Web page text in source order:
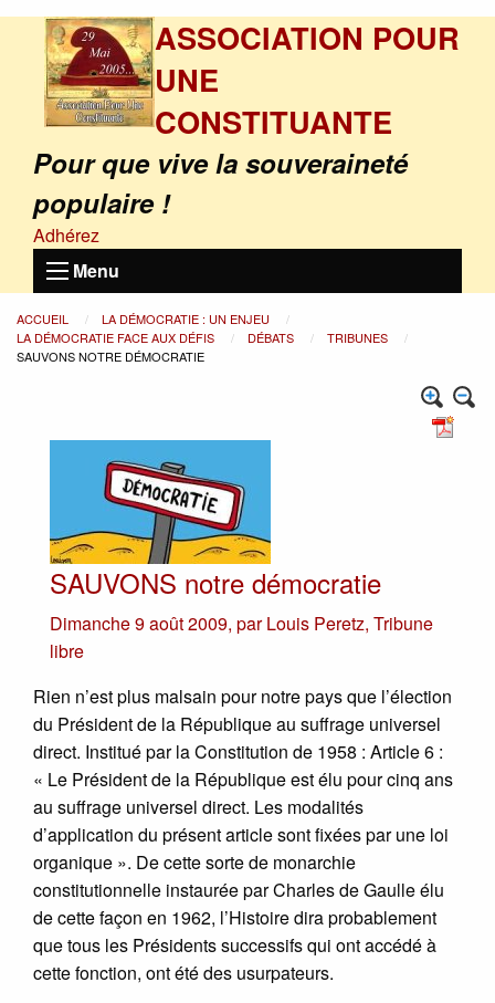
ASSOCIATION POUR
UNE
CONSTITUANTE
Pour que vive la souveraineté
populaire !
Adhérez
Menu
ACCUEIL
LA DÉMOCRATIE : UN ENJEU
LA DÉMOCRATIE FACE AUX DÉFIS
DÉBATS
TRIBUNES
SAUVONS NOTRE DÉMOCRATIE
SAUVONS notre démocratie
Dimanche 9 août 2009, parLouis Peretz, Tribune
libre
Rien n’est plus malsain pour notre pays que l’élection
du Président de la République au suffrage universel
direct. Institué par la Constitution de 1958 : Article 6 :
« Le Président de la République est élu pour cinq ans
au suffrage universel direct. Les modalités
d’application du présent article sont fixées par une loi
organique ». De cette sorte de monarchie
constitutionnelle instaurée par Charles de Gaulle élu
de cette façon en 1962, l’Histoire dira probablement
que tous les Présidents successifs qui ont accédé à
cette fonction, ont été des usurpateurs.